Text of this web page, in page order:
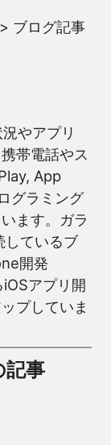
ブログ記事
やアプリ
帯電話やス
App
グラミング
ます。ガラ
しているブ
開発
アプリ開
プしていま
事